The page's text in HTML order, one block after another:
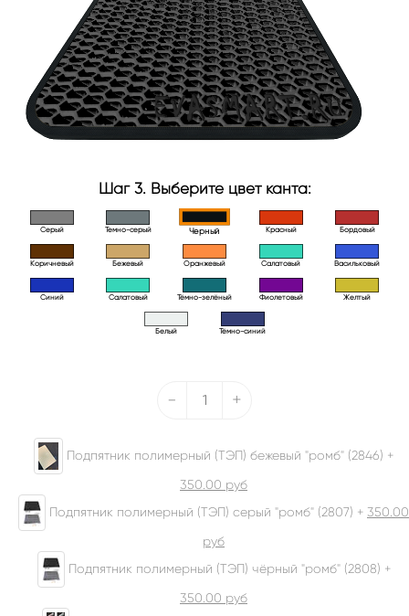
Шаг 3. Выберите цвет канта:
Серый Темно-серый Черный Красный Бордовый
Коричневый Бежевый Оранжевый Салатовый Васильковый
Синий Салатовый Тёмно-зелёный Фиолетовый Желтый
Белый Тёмно-синий
- +
Подпятник полимерный (ТЭП) бежевый "ромб" (2846) +
350.00 руб
Подпятник полимерный (ТЭП) серый "ромб" (2807) + 350.00
руб
Подпятник полимерный (ТЭП) чёрный "ромб" (2808) +
350.00 руб